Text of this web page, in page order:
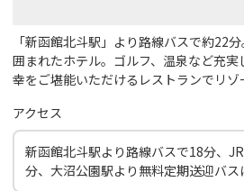
「新函館北斗駅」より路線バスで約22
囲まれたホテル。ゴルフ、温泉など充
幸をご堪能いただけるレストランでリゾ
アクセス
新函館北斗駅より路線バスで18分、
分、大沼公園駅より無料定期送迎バス